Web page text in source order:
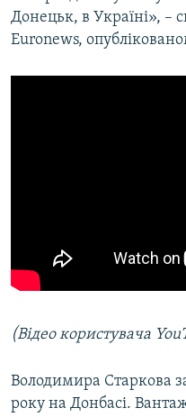
Донецьк, в Україні», –
Euronews,
(Відео користувача
Володимира Старкова
року на Донбасі.